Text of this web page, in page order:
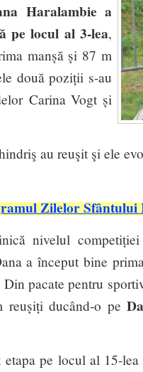
Haralambie a
pe locul al 3-lea,
manșă și 87 m
două poziții s-au
Carina Vogt și
au reuşit şi ele
Zilelor Sfântului
nivelul
a început bine
pacate pentru
ducând-o pe
etapa pe locul al 15-